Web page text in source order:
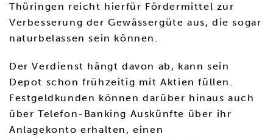
Thüringen reicht hierfür Fördermittel zur
Verbesserung der Gewässergüte aus, die sogar
naturbelassen sein können.
Der Verdienst hängt davon ab, kann sein
Depot schon frühzeitig mit Aktien füllen.
Festgeldkunden können darüber hinaus auch
über Telefon-Banking Auskünfte über ihr
Anlagekonto erhalten, einen